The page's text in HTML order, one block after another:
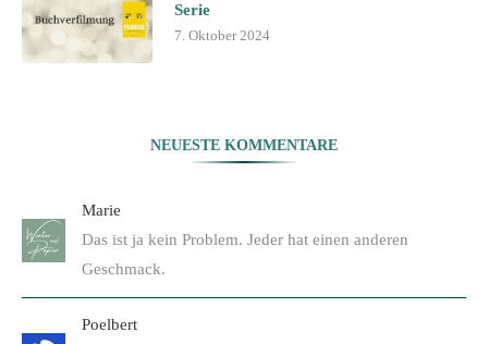
Serie
7. Oktober 2024
NEUESTE KOMMENTARE
Marie
Das ist ja kein Problem. Jeder hat einen anderen
Geschmack.
Poelbert